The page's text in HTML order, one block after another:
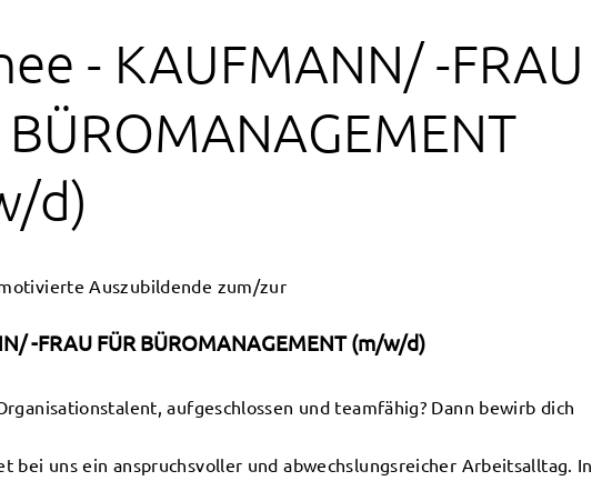
- KAUFMANN/ -FRAU
BÜROMANAGEMENT
d)
Auszubildende zum/zur
-FRAU FÜR BÜROMANAGEMENT (m/w/d)
aufgeschlossen und teamfähig? Dann bewirb dich
bei uns ein anspruchsvoller und abwechslungsreicher Arbeitsalltag. In